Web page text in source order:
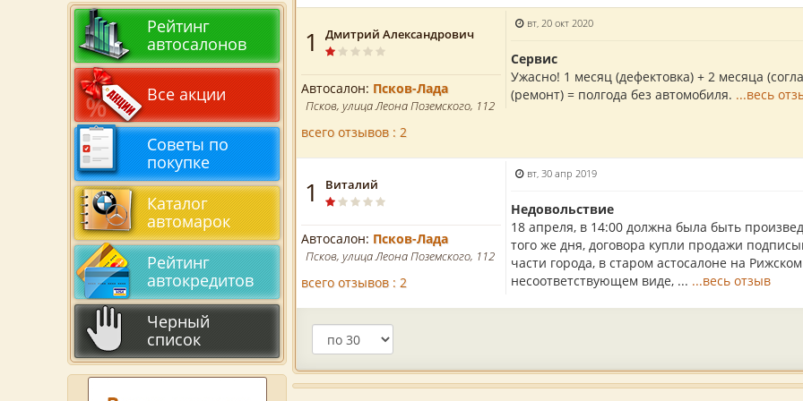
1 Дмитрий Александрович
Автосалон: Псков-Лада
Псков, улица Леона Поземского, 112
всего отзывов : 2
вт, 20 окт 2020
Сервис
Ужасно! 1 месяц (дефектовка) + 2 месяца
(ремонт) = полгода без автомобиля. ...весь
1 Виталий
Автосалон: Псков-Лада
Псков, улица Леона Поземского, 112
всего отзывов : 2
вт, 30 апр 2019
Недовольствие
18 апреля, в 14:00 должна была быть
того же дня, договора купли продажи
части города, в старом астосалоне на
несоответствующем виде, ... ...весь отзыв
Рейтинг
автосалонов
Все акции
Советы по
покупке
Каталог
автомарок
Рейтинг
автокредитов
Черный
список